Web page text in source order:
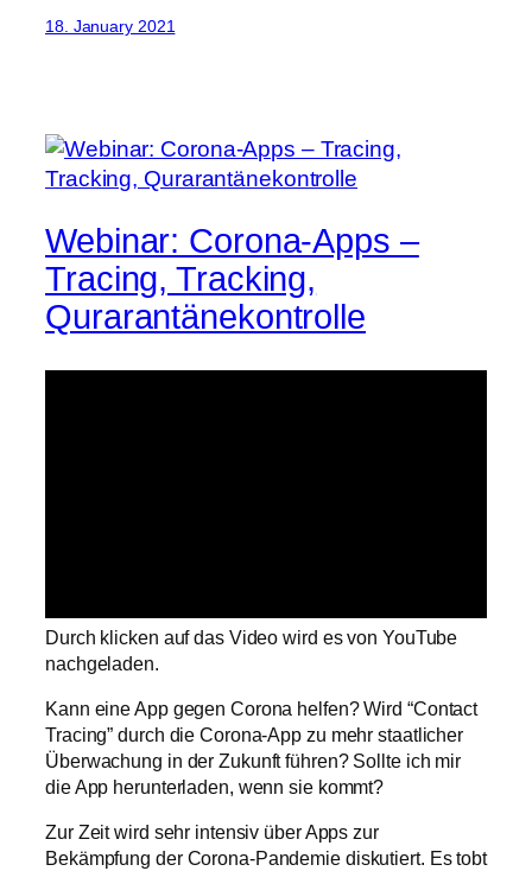
18. January 2021
Webinar: Corona-Apps –
Tracing, Tracking,
Qurarantänekontrolle
Durch klicken auf das Video wird es von YouTube
nachgeladen.
Kann eine App gegen Corona helfen? Wird “Contact
Tracing” durch die Corona-App zu mehr staatlicher
Überwachung in der Zukunft führen? Sollte ich mir
die App herunterladen, wenn sie kommt?
Zur Zeit wird sehr intensiv über Apps zur
Bekämpfung der Corona-Pandemie diskutiert. Es tobt